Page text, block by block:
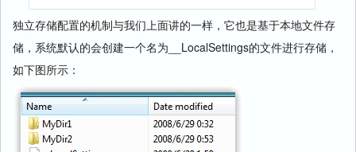
独立存储配置的机制与我们上面讲的一样，它也是基于本地文件存
储，系统默认的会创建一个名为__LocalSettings的文件进行存储，
如下图所示：